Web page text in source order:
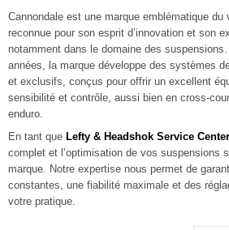
Cannondale est une marque emblématique du
reconnue pour son esprit d’innovation et son
notamment dans le domaine des
années, la marque développe des systèmes
et exclusifs, conçus pour offrir un excellent
sensibilité et contrôle, aussi bien en cross-
enduro.
En tant que Lefty & Headshok Service Center
complet et l’optimisation de vos suspensions
marque. Notre expertise nous permet de
constantes, une fiabilité maximale et des
votre pratique.